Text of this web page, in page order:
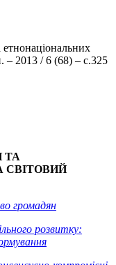
етнонаціональних
– 2013 / 6 (68) – с.325
ТА
СВІТОВИЙ
громадян
розвитку: